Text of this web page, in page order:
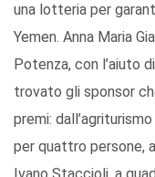
una lotteria per
Yemen. Anna Maria
Potenza, con l’aiuto
trovato gli sponsor
premi:
per quattro persone,